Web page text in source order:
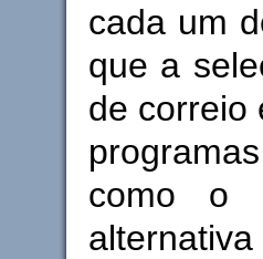
cada um
que a
de correio
como o